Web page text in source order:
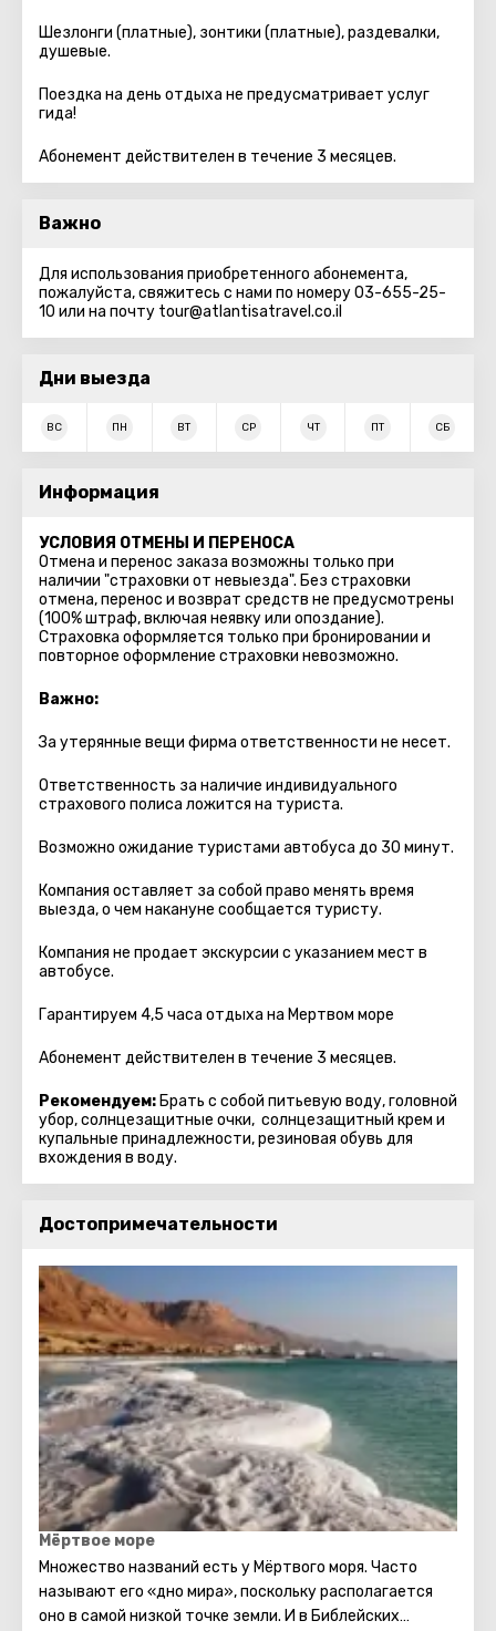
Шезлонги (платные), зонтики (платные), раздевалки,
душевые.
Поездка на день отдыха не предусматривает услуг
гида!
Абонемент действителен в течение 3 месяцев.
Важно
Для использования приобретенного абонемента,
пожалуйста, свяжитесь с нами по номеру 03-655-25-
10 или на почту tour@atlantisatravel.co.il
Дни выезда
ВС ПН ВТ СР ЧТ ПТ СБ
Информация
УСЛОВИЯ ОТМЕНЫ И ПЕРЕНОСА
Отмена и перенос заказа возможны только при
наличии "страховки от невыезда". Без страховки
отмена, перенос и возврат средств не предусмотрены
(100% штраф, включая неявку или опоздание).
Страховка оформляется только при бронировании и
повторное оформление страховки невозможно.
Важно:
За утерянные вещи фирма ответственности не несет.
Ответственность за наличие индивидуального
страхового полиса ложится на туриста.
Возможно ожидание туристами автобуса до 30 минут.
Компания оставляет за собой право менять время
выезда, о чем накануне сообщается туристу.
Компания не продает экскурсии с указанием мест в
автобуcе.
Гарантируем 4,5 часа отдыха на Мертвом море
Абонемент действителен в течение 3 месяцев.
Рекомендуем: Брать с собой питьевую воду, головной
убор, солнцезащитные очки, солнцезащитный крем и
купальные принадлежности, резиновая обувь для
вхождения в воду.
Достопримечательности
Мёртвое море
Множество названий есть у Мёртвого моря. Часто
называют его «дно мира», поскольку располагается
оно в самой низкой точке земли. И в Библейских